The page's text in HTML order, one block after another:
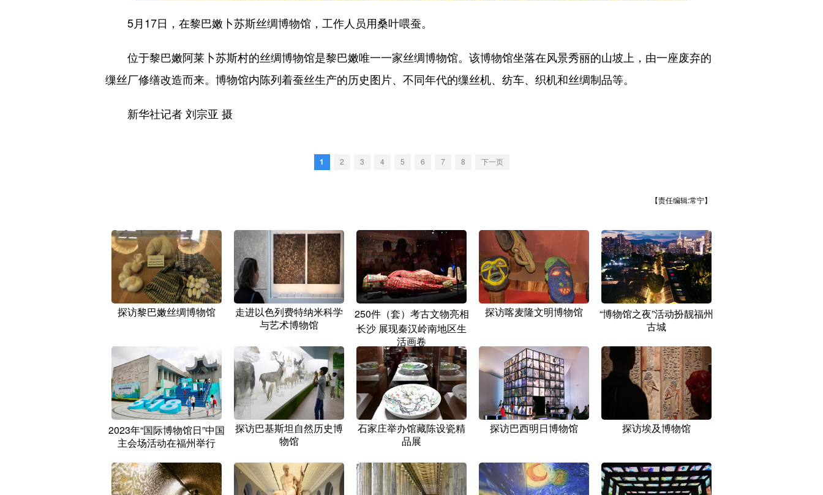
5月17日，在黎巴嫩卜苏斯丝绸博物馆，工作人员用桑叶喂蚕。
位于黎巴嫩阿莱卜苏斯村的丝绸博物馆是黎巴嫩唯一一家丝绸博物馆。该博物馆坐落在风景秀丽的山坡上，由一座废弃的
缫丝厂修缮改造而来。博物馆内陈列着蚕丝生产的历史图片、不同年代的缫丝机、纺车、织机和丝绸制品等。
新华社记者 刘宗亚 摄
1 2 3 4 5 6 7 8 下一页
【责任编辑:常宁】
探访黎巴嫩丝绸博物馆
走进以色列费特纳米科学
与艺术博物馆
250件（套）考古文物亮相
长沙 展现秦汉岭南地区生
活画卷
探访喀麦隆文明博物馆
“博物馆之夜”活动扮靓福州
古城
2023年“国际博物馆日”中国
主会场活动在福州举行
探访巴基斯坦自然历史博
物馆
石家庄举办馆藏陈设瓷精
品展
探访巴西明日博物馆 探访埃及博物馆